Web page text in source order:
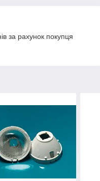
за рахунок покупця